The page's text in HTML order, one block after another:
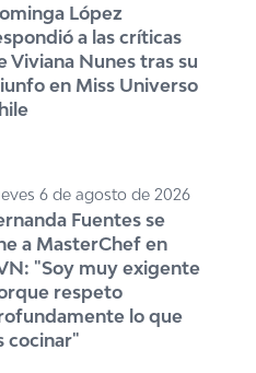
López
a las críticas
Viviana Nunes tras su
en Miss Universo
6 de agosto de 2026
Fuentes se
a MasterChef en
"Soy muy exigente
respeto
lo que
cocinar"